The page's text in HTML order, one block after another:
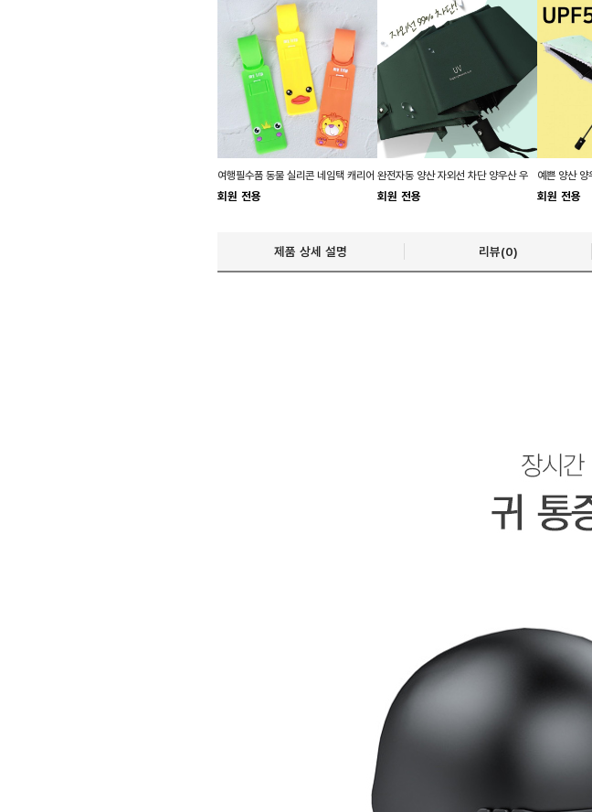
여행필수품 동물 실리콘 네임택 캐리어
회원 전용
완전자동 양산 자외선 차단 양우산 우
회원 전용 회원 전용
제품 상세 설명 리뷰(0)